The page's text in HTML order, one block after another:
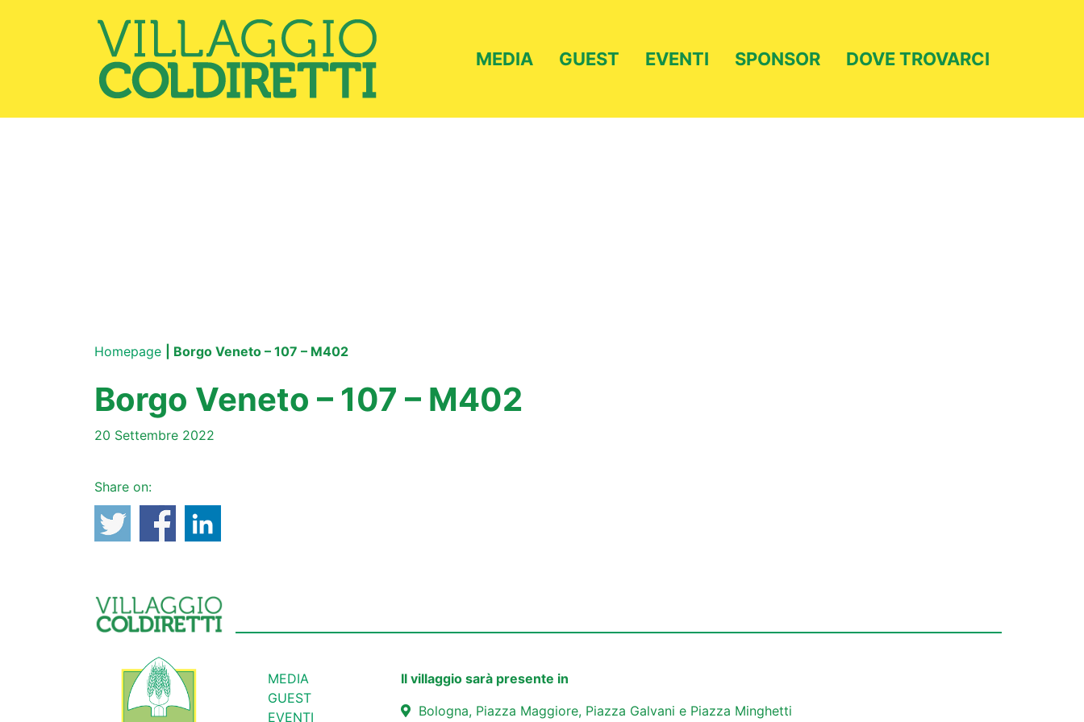
MEDIA GUEST EVENTI SPONSOR DOVE TROVARCI
Homepage | Borgo Veneto – 107 – M402
Borgo Veneto – 107 – M402
20 Settembre 2022
Share on:
MEDIA
GUEST
EVENTI
Il villaggio sarà presente in
Bologna, Piazza Maggiore, Piazza Galvani e Piazza Minghetti